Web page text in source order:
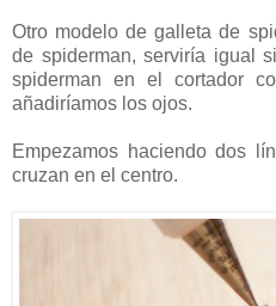
Otro modelo de galleta de
de spiderman, serviría igual
spiderman en el cortador
añadiríamos los ojos.
Empezamos haciendo dos
cruzan en el centro.